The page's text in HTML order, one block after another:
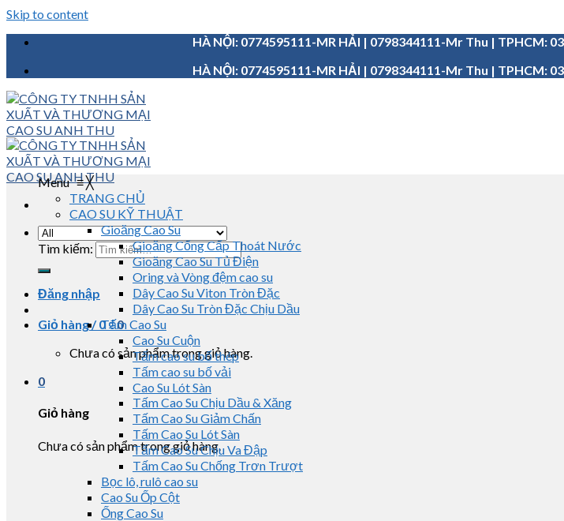
Skip to content
HÀ NỘI: 0774595111-MR HẢI | 0798344111-Mr Thu | TPHCM:
HÀ NỘI: 0774595111-MR HẢI | 0798344111-Mr Thu | TPHCM:
Tìm kiếm:
Đăng nhập
Giỏ hàng /0₫0
Chưa có sản phẩm trong giỏ hàng.
0
Giỏ hàng
Chưa có sản phẩm trong giỏ hàng.
Menu≡╳
TRANG CHỦ
CAO SU KỸ THUẬT
Gioăng Cao Su
Gioăng Cống Cấp Thoát Nước
Gioăng Cao Su Tủ Điện
Oring và Vòng đệm cao su
Dây Cao Su Viton Tròn Đặc
Dây Cao Su Tròn Đặc Chịu Dầu
Tấm Cao Su
Cao Su Cuộn
Tấm cao su bố thép
Tấm cao su bố vải
Cao Su Lót Sàn
Tấm Cao Su Chịu Dầu & Xăng
Tấm Cao Su Giảm Chấn
Tấm Cao Su Lót Sàn
Tấm Cao Su Chịu Va Đập
Tấm Cao Su Chống Trơn Trượt
Bọc lô, rulô cao su
Cao Su Ốp Cột
Ống Cao Su